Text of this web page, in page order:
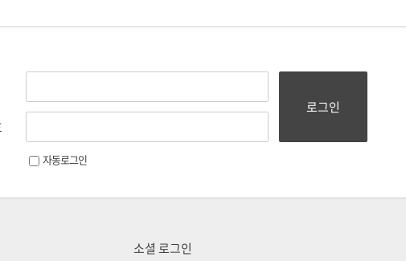
자동로그인
로그인
소셜 로그인